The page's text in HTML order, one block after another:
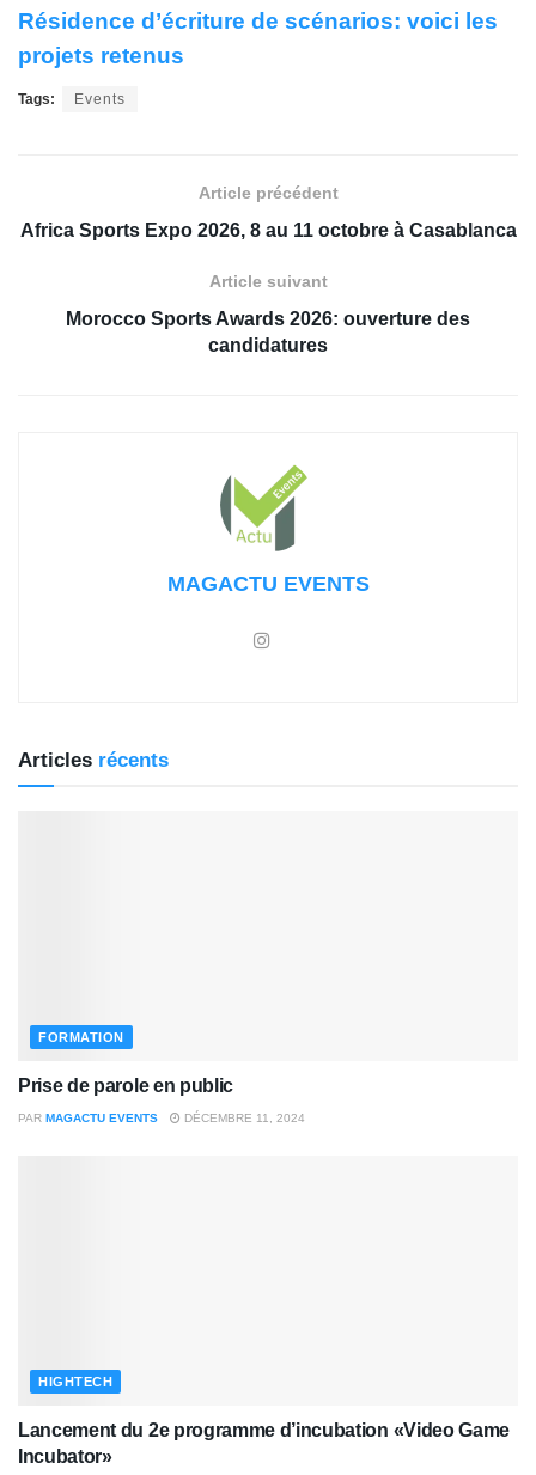
Résidence d’écriture de scénarios: voici les
projets retenus
Tags: Events
Article précédent
Africa Sports Expo 2026, 8 au 11 octobre à Casablanca
Article suivant
Morocco Sports Awards 2026: ouverture des
candidatures
MAGACTU EVENTS
Articles récents
FORMATION
Prise de parole en public
PAR MAGACTU EVENTS DÉCEMBRE 11, 2024
HIGHTECH
Lancement du 2e programme d’incubation «Video Game
Incubator»